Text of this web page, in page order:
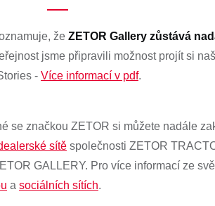
covid-19
Simulator 22 do ZETOR
že ZETOR Gallery zůstává
jsme připravili možnost projít si
- Více informací v pdf.
se značkou ZETOR si můžete nadále
sítě společnosti ZETOR
GALLERY. Pro více informací ze
a sociálních sítích.